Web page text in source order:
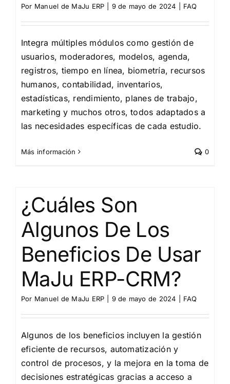
Por Manuel de MaJu ERP 9 de mayo de 2024 FAQ
Integra múltiples módulos como gestión de
usuarios, moderadores, modelos, agenda,
registros, tiempo en línea, biometría, recursos
humanos, contabilidad, inventarios,
estadísticas, rendimiento, planes de trabajo,
marketing y muchos otros, todos adaptados a
las necesidades específicas de cada estudio.
Más información 0
¿Cuáles Son
Algunos De Los
Beneficios De Usar
MaJu ERP-CRM?
Por Manuel de MaJu ERP 9 de mayo de 2024 FAQ
Algunos de los beneficios incluyen la gestión
eficiente de recursos, automatización y
control de procesos, y la mejora en la toma de
decisiones estratégicas gracias a acceso a